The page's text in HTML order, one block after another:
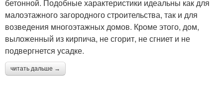
бетонной. Подобные характеристики идеальны как для
малоэтажного загородного строительства, так и для
возведения многоэтажных домов. Кроме этого, дом,
выложенный из кирпича, не сгорит, не сгниет и не
подвергнется усадке.
читать дальше →